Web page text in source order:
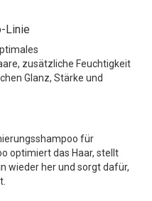
Linie
zusätzliche Feuchtigkeit
Glanz, Stärke und
für
optimiert das Haar, stellt
wieder her und sorgt dafür,